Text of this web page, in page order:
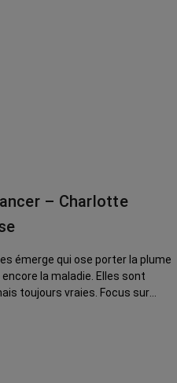
– Charlotte
émerge qui ose porter la plume
la maladie. Elles sont
toujours vraies. Focus sur